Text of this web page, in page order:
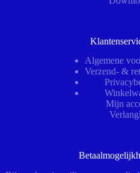
Algemene
Verzend- &
Mijn